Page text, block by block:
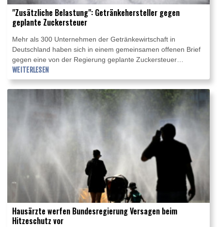
"Zusätzliche Belastung": Getränkehersteller gegen
geplante Zuckersteuer
Mehr als 300 Unternehmen der Getränkewirtschaft in
Deutschland haben sich in einem gemeinsamen offenen Brief
gegen eine von der Regierung geplante Zuckersteuer
ausgesprochen. Sie warnen darin vor der "zusätzlichen
Belastung" für Unternehmen und für Verbraucher und
argumentieren, für die Wirksamkeit einer solchen Steuer
"fehlen die Belege". Außerdem habe die Branche auf
Eigeninitiative den Zuckergehalt marktrelevanter
Erfrischungsgetränke seit 2018 um rund 15 Prozent gesenkt.
WEITERLESEN
Hausärzte werfen Bundesregierung Versagen beim
Hitzeschutz vor